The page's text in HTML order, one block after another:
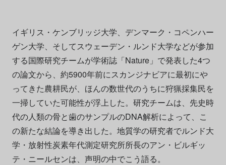
イギリス・ケンブリッジ大学、デンマーク・コペンハー
ゲン大学、そしてスウェーデン・ルンド大学などが参加
する国際研究チームが学術誌「Nature」で発表した4つ
の論文から、約5900年前にスカンジナビアに最初にや
ってきた農耕民が、ほんの数世代のうちに狩猟採集民を
一掃していた可能性が浮上した。研究チームは、先史時
代の人類の骨と歯のサンプルのDNA解析によって、こ
の新たな結論を導き出した。地質学の研究者でルンド大
学・放射性炭素年代測定研究所所長のアン・ビルギッ
テ・ニールセンは、声明の中でこう語る。